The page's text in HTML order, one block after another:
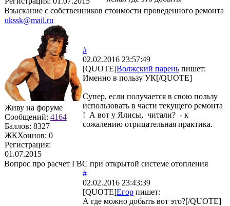
Взыскание с собственников стоимости проведенного ремонта
ukssk@mail.ru
Живу на форуме
Сообщений: 4164
Баллов: 8327
ЖКХоинов: 0
Регистрация:
01.07.2015
#
02.02.2016 23:57:49
[QUOTE]Волжский парень пишет:
Именно в пользу УК[/QUOTE]
Супер, если получается в свою пользу
использовать в части текущего ремонта
! А вот у Ялисы, читали? - к
сожалению отрицательная практика.
Вопрос про расчет ГВС при открытой системе отопления
#
02.02.2016 23:43:39
[QUOTE]Егор пишет:
А где можно добыть вот это?[/QUOTE]